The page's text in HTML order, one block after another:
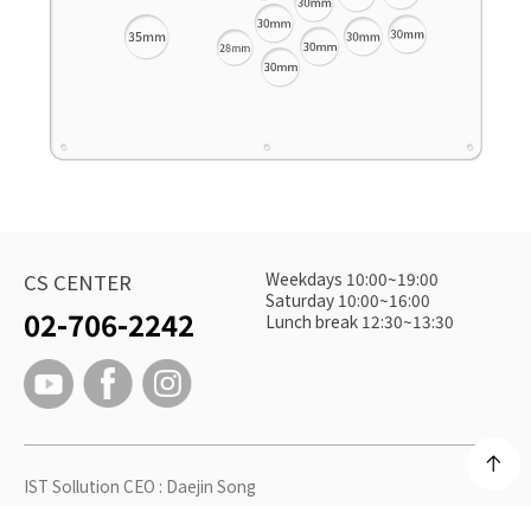
CS CENTER
02-706-2242
Weekdays 10:00~19:00
Saturday 10:00~16:00
Lunch break 12:30~13:30
IST Sollution CEO : Daejin Song